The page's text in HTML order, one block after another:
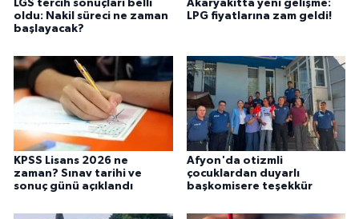
LGS tercih sonuçları belli
oldu: Nakil süreci ne zaman
başlayacak?
Akaryakıtta yeni gelişme:
LPG fiyatlarına zam geldi!
KPSS Lisans 2026 ne
zaman? Sınav tarihi ve
sonuç günü açıklandı
Afyon'da otizmli
çocuklardan duyarlı
başkomisere teşekkür